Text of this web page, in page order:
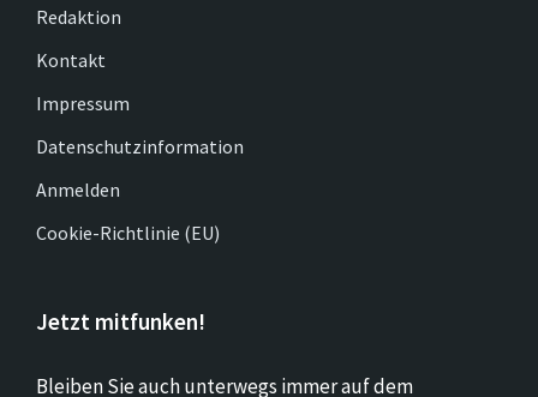
Redaktion
Kontakt
Impressum
Datenschutzinformation
Anmelden
Cookie-Richtlinie (EU)
Jetzt mitfunken!
Bleiben Sie auch unterwegs immer auf dem